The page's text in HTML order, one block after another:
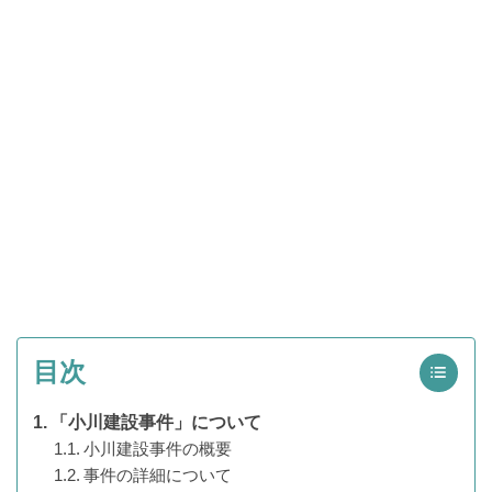
目次
「小川建設事件」について
小川建設事件の概要
事件の詳細について